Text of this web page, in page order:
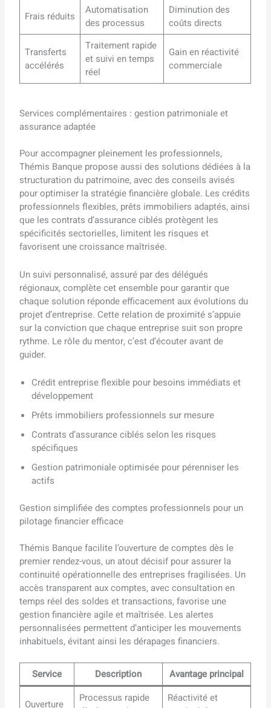
Frais réduits
Automatisation
des processus
Diminution des
coûts directs
Transferts
accélérés
Traitement rapide
et suivi en temps
réel
Gain en réactivité
commerciale
Services complémentaires : gestion patrimoniale et
assurance adaptée
Pour accompagner pleinement les professionnels,
Thémis Banque propose aussi des solutions dédiées à la
structuration du patrimoine, avec des conseils avisés
pour optimiser la stratégie financière globale. Les crédits
professionnels flexibles, prêts immobiliers adaptés, ainsi
que les contrats d’assurance ciblés protègent les
spécificités sectorielles, limitent les risques et
favorisent une croissance maîtrisée.
Un suivi personnalisé, assuré par des délégués
régionaux, complète cet ensemble pour garantir que
chaque solution réponde efficacement aux évolutions du
projet d’entreprise. Cette relation de proximité s’appuie
sur la conviction que chaque entreprise suit son propre
rythme. Le rôle du mentor, c’est d’écouter avant de
guider.
Crédit entreprise flexible pour besoins immédiats et
développement
Prêts immobiliers professionnels sur mesure
Contrats d’assurance ciblés selon les risques
spécifiques
Gestion patrimoniale optimisée pour pérenniser les
actifs
Gestion simplifiée des comptes professionnels pour un
pilotage financier efficace
Thémis Banque facilite l’ouverture de comptes dès le
premier rendez-vous, un atout décisif pour assurer la
continuité opérationnelle des entreprises fragilisées. Un
accès transparent aux comptes, avec consultation en
temps réel des soldes et transactions, favorise une
gestion financière agile et maîtrisée. Les alertes
personnalisées permettent d’anticiper les mouvements
inhabituels, évitant ainsi les dérapages financiers.
Service Description Avantage principal
Ouverture
Processus rapide
Réactivité et